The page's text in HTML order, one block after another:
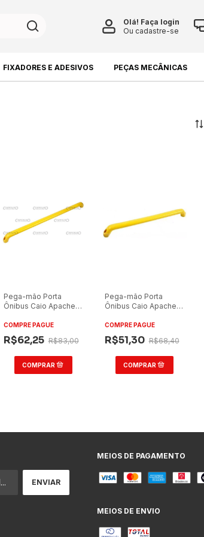
Olá! Faça login
Ou cadastre-se
FIXADORES E ADESIVOS PEÇAS MECÂNICAS
Pega-mão Porta
Ônibus Caio Apache
COMPRE PAGUE
R$62,25 R$83,00
Pega-mão Porta
Ônibus Caio Apache
45cm
COMPRE PAGUE
R$51,30 R$68,40
MEIOS DE PAGAMENTO
MEIOS DE ENVIO